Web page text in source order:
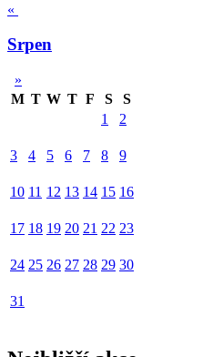
«
Srpen
»
M T W T F S
S
1
2
3 4 5 6 7 8 9
10 11 12 13 14 15 16
17 18 19 20 21 22 23
24 25 26 27 28 29 30
31